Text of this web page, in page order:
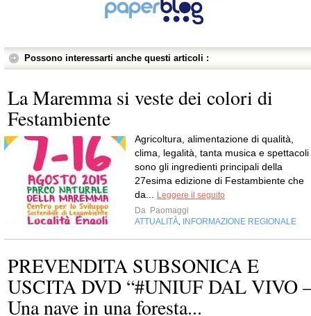
Possono interessarti anche questi articoli :
La Maremma si veste dei colori di
Festambiente
Agricoltura, alimentazione di qualità,
clima, legalità, tanta musica e spettacoli
sono gli ingredienti principali della
27esima edizione di Festambiente che
da... Leggere il seguito
Da Paomaggi
ATTUALITÀ, INFORMAZIONE REGIONALE
PREVENDITA SUBSONICA E
USCITA DVD “#UNIUF DAL VIVO
Una nave in una foresta...